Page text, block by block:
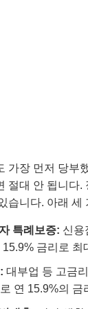
가장 먼저 당부
절대 안 됩니다
습니다. 아래 세
특례보증: 신용
15.9% 금리로
대부업 등 고금
연 15.9%의